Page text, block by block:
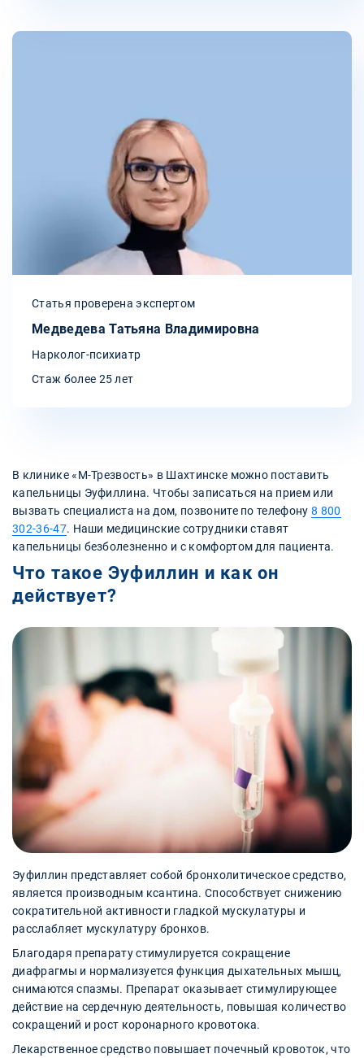
Статья проверена экспертом
Медведева Татьяна Владимировна
Нарколог-психиатр
Стаж более 25 лет
В клинике «‎М-Трезвость» в Шахтинске можно поставить
капельницы Эуфиллина. Чтобы записаться на прием или
вызвать специалиста на дом, позвоните по телефону8 800
302-36-47. Наши медицинские сотрудники ставят
капельницы безболезненно и с комфортом для пациента.
Что такое Эуфиллин и как он
действует?
Эуфиллин представляет собой бронхолитическое средство,
является производным ксантина. Способствует снижению
сократительной активности гладкой мускулатуры и
расслабляет мускулатуру бронхов.
Благодаря препарату стимулируется сокращение
диафрагмы и нормализуется функция дыхательных мышц,
снимаются спазмы. Препарат оказывает стимулирующее
действие на сердечную деятельность, повышая количество
сокращений и рост коронарного кровотока.
Лекарственное средство повышает почечный кровоток, что